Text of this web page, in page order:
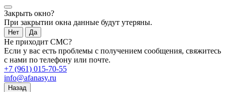
Закрыть окно?
При закрытии окна данные будут утеряны.
Нет Да
Не приходит СМС?
Если у вас есть проблемы с получением сообщения, свяжитесь
с нами по телефону или почте.
+7 (961) 015-70-55
info@afanasy.ru
Назад